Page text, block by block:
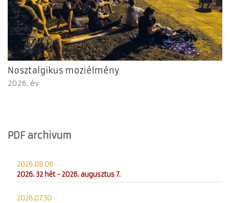
Nosztalgikus moziélmény
2026. év
PDF archivum
2026.08.06
2026. 32 hét - 2026. augusztus 7.
2026.07.30